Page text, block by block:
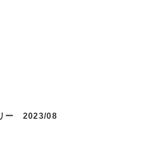
ー 2023/08